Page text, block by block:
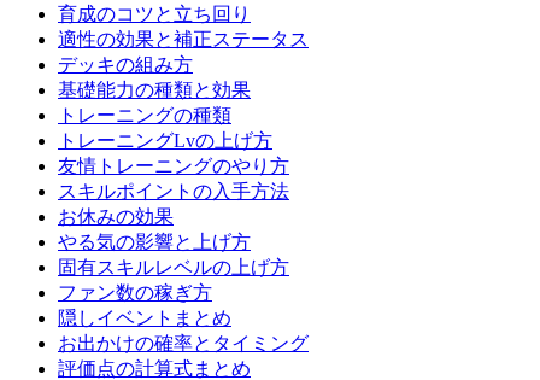
育成のコツと立ち回り
適性の効果と補正ステータス
デッキの組み方
基礎能力の種類と効果
トレーニングの種類
トレーニングLvの上げ方
友情トレーニングのやり方
スキルポイントの入手方法
お休みの効果
やる気の影響と上げ方
固有スキルレベルの上げ方
ファン数の稼ぎ方
隠しイベントまとめ
お出かけの確率とタイミング
評価点の計算式まとめ